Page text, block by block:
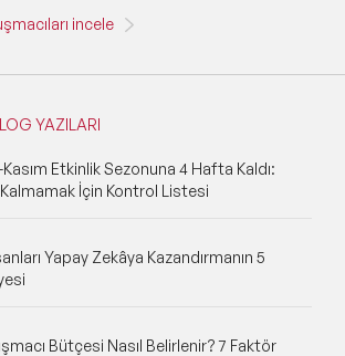
incele
YAZILARI
Kasım Etkinlik Sezonuna 4 Hafta Kaldı:
İçin Kontrol Listesi
Yapay Zekâya Kazandırmanın 5
Bütçesi Nasıl Belirlenir? 7 Faktör